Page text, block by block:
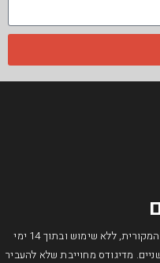
בכפוף לחוק הגנת הצרכן, המוצר ארוז באריזתו המקורית, ללא שימוש ובתוך 14 ימי
₪100, הנמוך מבין השניים. מדיגודס מחוייבת שלא להעביר